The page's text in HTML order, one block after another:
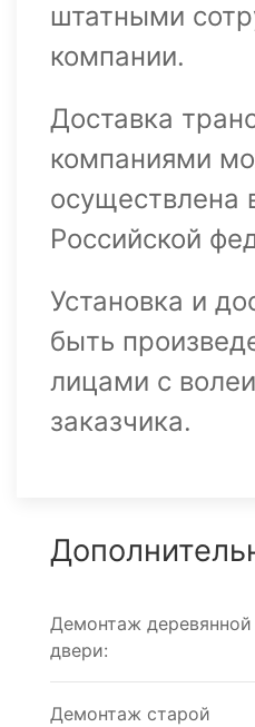
штатными
компании.
Доставка
компаниями
осуществлена
Российской
Установка и
быть
лицами с
заказчика.
Демонтаж деревянной
двери:
Демонтаж старой